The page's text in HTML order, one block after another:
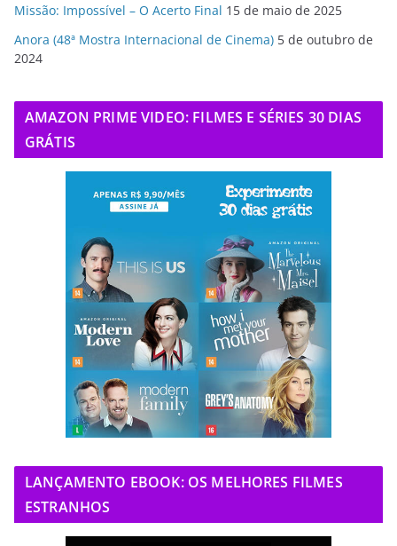
Missão: Impossível – O Acerto Final 15 de maio de 2025
Anora (48ª Mostra Internacional de Cinema) 5 de outubro de
2024
AMAZON PRIME VIDEO: FILMES E SÉRIES 30 DIAS
GRÁTIS
LANÇAMENTO EBOOK: OS MELHORES FILMES
ESTRANHOS